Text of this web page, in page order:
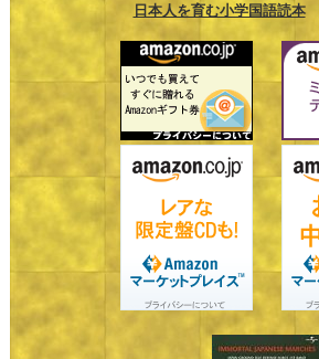
日本人を育む小学国語読本